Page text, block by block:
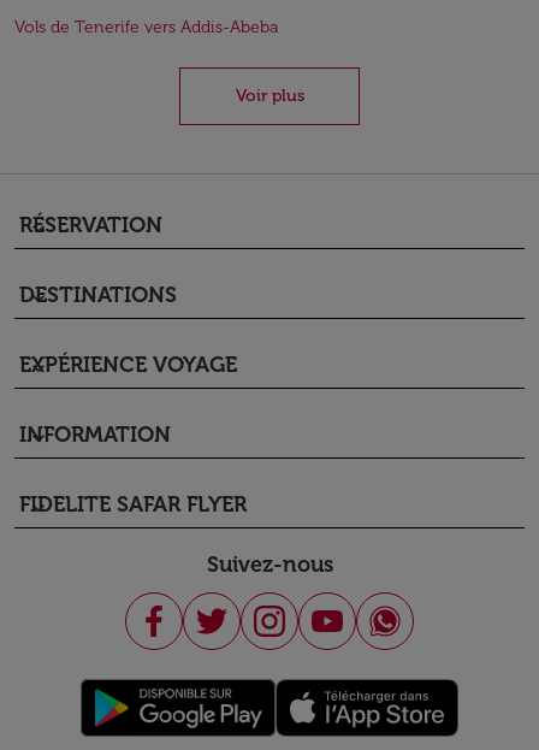
Vols de Tenerife vers Addis-Abeba
Voir plus
RÉSERVATION
keyboard_arrow_down
DESTINATIONS
keyboard_arrow_down
EXPÉRIENCE VOYAGE
keyboard_arrow_down
INFORMATION
keyboard_arrow_down
FIDELITE SAFAR FLYER
keyboard_arrow_down
Suivez-nous